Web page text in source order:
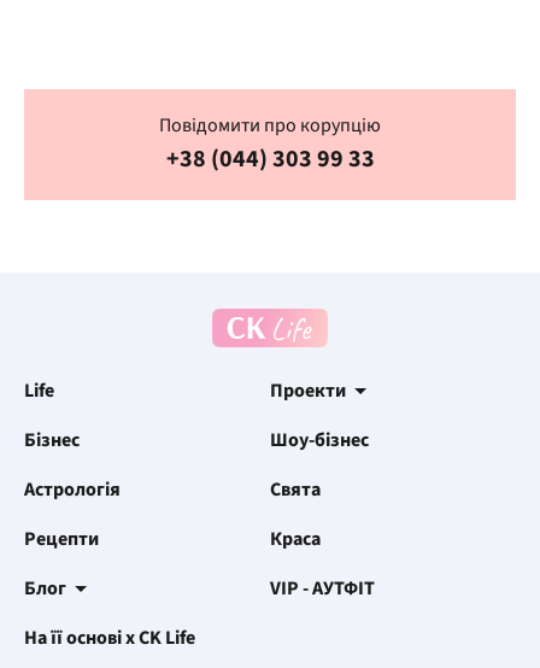
Повідомити про корупцію
+38 (044) 303 99 33
Life
Проекти
Бізнес
Шоу-бізнес
Астрологія
Свята
Рецепти
Краса
Блог
VIP - АУТФІТ
На її основі x CK Life